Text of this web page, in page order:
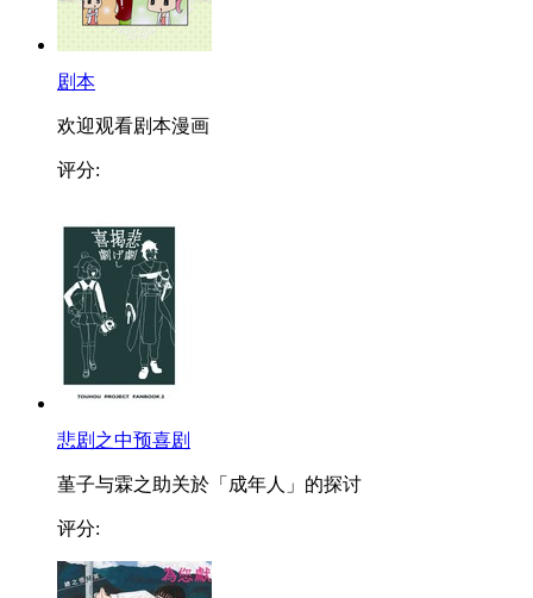
剧本
欢迎观看剧本漫画
评分:
悲剧之中预喜剧
堇子与霖之助关於「成年人」的探讨
评分: